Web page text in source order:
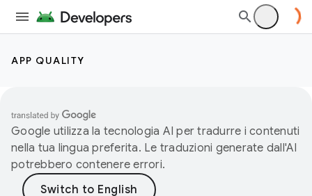
APP QUALITY
Google utilizza la tecnologia AI per tradurre i contenuti
nella tua lingua preferita. Le traduzioni generate dall'AI
potrebbero contenere errori.